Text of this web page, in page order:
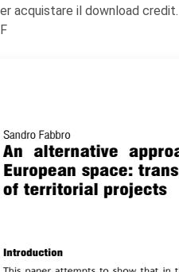
acquistare il download credit.